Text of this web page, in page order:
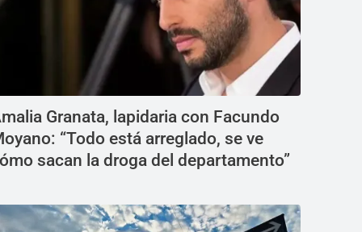
Granata, lapidaria con Facundo
“Todo está arreglado, se ve
sacan la droga del departamento”